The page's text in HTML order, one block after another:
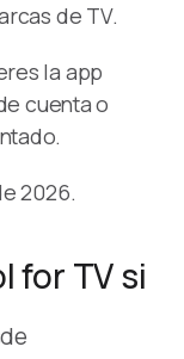
de TV.
la app
cuenta o
2026.
for TV si